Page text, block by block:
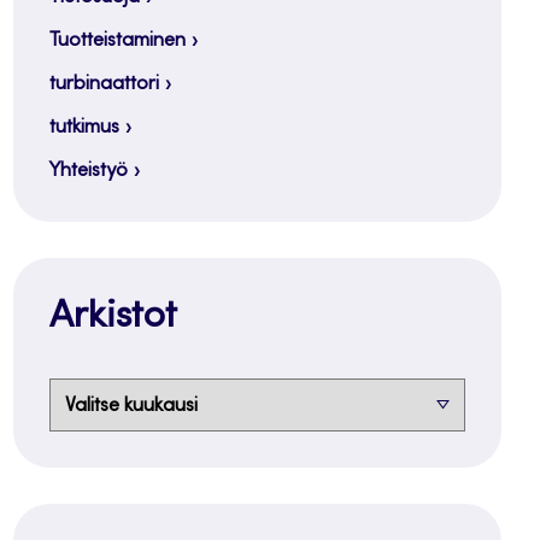
Tuotteistaminen
turbinaattori
tutkimus
Yhteistyö
Arkistot
Arkistot